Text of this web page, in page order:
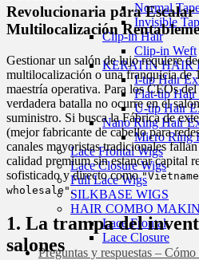
Normal
Invisible
Clip-in Hair
Clip-in Weft
KERATIN HAIR
I-tip Hair
Flat-tip Hair
U-tip Hair
Nano Ring Hair
Micro Ring
Lace Frontal Wigs
Lace Closure Wigs
Full Lace Wigs
SILKBASE WIGS
HAIR COMBO
Lace Frontal
Lace Closure
Preguntas y respuestas –
Revolucionaria para Escalar
Multilocalización
Gestionar un salón de lujo requiere
multilocalización o una franquicia de
maestría operativa. Para los CEOs
verdadera batalla no ocurre en el
suministro. Si busca la Fábrica de
(mejor fabricante de cabello para
canales mayoristas tradicionales
calidad premium sin estancar capital
sofisticado y directo como
wholesale".
1. La trampa del
salones